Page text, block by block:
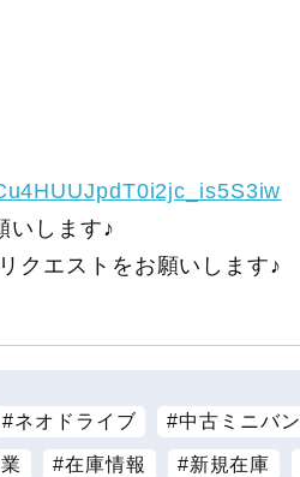
いします♪
クエストをお願いします♪
ネオドライブ 中古ミニバン
在庫情報 新規在庫